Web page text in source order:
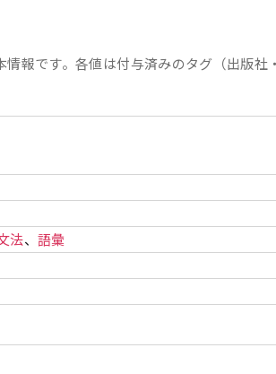
報です。各値は付与済みのタグ（出版社
法、語彙